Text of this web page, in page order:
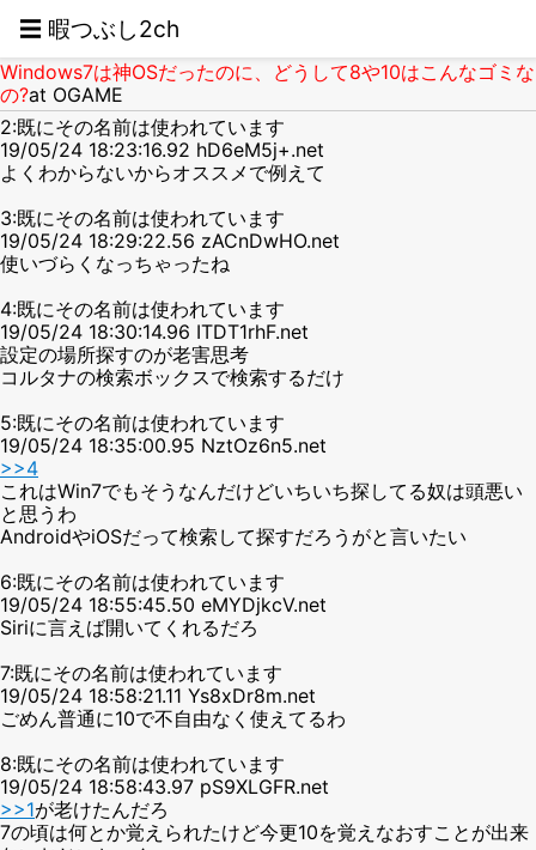
☰ 暇つぶし2ch
Windows7は神OSだったのに、どうして8や10はこんなゴミな
の?at OGAME
2:既にその名前は使われています
19/05/24 18:23:16.92 hD6eM5j+.net
よくわからないからオススメで例えて
3:既にその名前は使われています
19/05/24 18:29:22.56 zACnDwHO.net
使いづらくなっちゃったね
4:既にその名前は使われています
19/05/24 18:30:14.96 ITDT1rhF.net
設定の場所探すのが老害思考
コルタナの検索ボックスで検索するだけ
5:既にその名前は使われています
19/05/24 18:35:00.95 NztOz6n5.net
>>4
これはWin7でもそうなんだけどいちいち探してる奴は頭悪い
と思うわ
AndroidやiOSだって検索して探すだろうがと言いたい
6:既にその名前は使われています
19/05/24 18:55:45.50 eMYDjkcV.net
Siriに言えば開いてくれるだろ
7:既にその名前は使われています
19/05/24 18:58:21.11 Ys8xDr8m.net
ごめん普通に10で不自由なく使えてるわ
8:既にその名前は使われています
19/05/24 18:58:43.97 pS9XLGFR.net
>>1が老けたんだろ
7の頃は何とか覚えられたけど今更10を覚えなおすことが出来